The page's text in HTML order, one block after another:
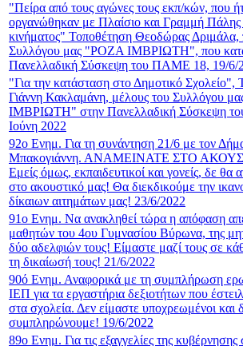
"Πείρα από τους αγώνες τους εκπ/κών, που
οργανώθηκαν με Πλαίσιο και Γραμμή Πάλης
κινήματος" Τοποθέτηση Θεοδώρας Δριμάλα,
Συλλόγου μας "ΡΟΖΑ ΙΜΒΡΙΩΤΗ", που
Πανελλαδική Σύσκεψη του ΠΑΜΕ 18, 19/6/
"Για την κατάσταση στο Δημοτικό Σχολείο",
Γιάννη Κακλαμάνη, μέλους του Συλλόγου
ΙΜΒΡΙΩΤΗ" στην Πανελλαδική Σύσκεψη
Ιούνη 2022
92ο Ενημ. Για τη συνάντηση 21/6 με τον
Μπακογιάννη. ΑΝΑΜΕΙΝΑΤΕ ΣΤΟ
Εμείς όμως, εκπαιδευτικοί και γονείς, δε θα
στο ακουστικό μας! Θα διεκδικούμε την
δίκαιων αιτημάτων μας! 23/6/2022
91ο Ενημ. Να ανακληθεί τώρα η απόφαση
μαθητών του 4ου Γυμνασίου Βύρωνα, της
δύο αδελφιών τους! Είμαστε μαζί τους σε
τη δικαίωσή τους! 21/6/2022
90ό Ενημ. Αναφορικά με τη συμπλήρωση
ΙΕΠ για τα εργαστήρια δεξιοτήτων που
στα σχολεία. Δεν είμαστε υποχρεωμένοι και
συμπληρώνουμε! 19/6/2022
89ο Ενημ. Για τις εξαγγελίες της κυβέρνησης